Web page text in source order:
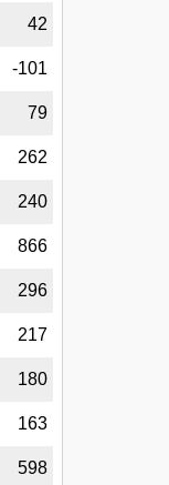
42
-101
79
262
240
866
296
217
180
163
598